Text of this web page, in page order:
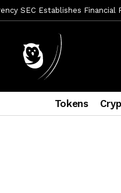
SEC Establishes
Cryptocurrency Restoring
Lummis sets Trump
SEC Announces
Tokens